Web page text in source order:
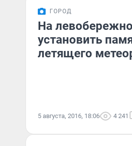
ГОРОД
На
установить
летящего
5 августа, 2016, 18:06 4 241